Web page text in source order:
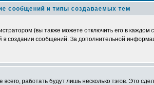
сообщений и типы создаваемых тем
(вы также можете отключить его в
создании сообщений. За дополнительной
работать будут лишь несколько тэгов. Это